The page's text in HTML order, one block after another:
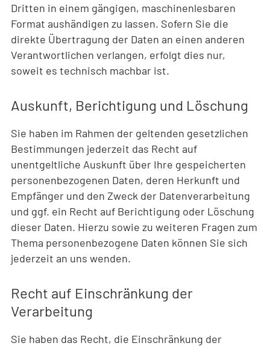
Dritten in einem gängigen, maschinenlesbaren
Format aushändigen zu lassen. Sofern Sie die
direkte Übertragung der Daten an einen anderen
Verantwortlichen verlangen, erfolgt dies nur,
soweit es technisch machbar ist.
Auskunft, Berichtigung und Löschung
Sie haben im Rahmen der geltenden gesetzlichen
Bestimmungen jederzeit das Recht auf
unentgeltliche Auskunft über Ihre gespeicherten
personenbezogenen Daten, deren Herkunft und
Empfänger und den Zweck der Datenverarbeitung
und ggf. ein Recht auf Berichtigung oder Löschung
dieser Daten. Hierzu sowie zu weiteren Fragen zum
Thema personenbezogene Daten können Sie sich
jederzeit an uns wenden.
Recht auf Einschränkung der
Verarbeitung
Sie haben das Recht, die Einschränkung der